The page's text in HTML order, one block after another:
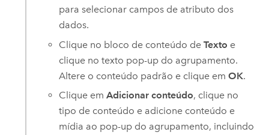
para selecionar campos de atributo dos
dados.
Clique no bloco de conteúdo deTexto e
clique no texto pop-up do agrupamento.
Altere o conteúdo padrão e clique emOK.
Clique emAdicionar conteúdo, clique no
tipo de conteúdo e adicione conteúdo e
mídia ao pop-up do agrupamento, incluindo